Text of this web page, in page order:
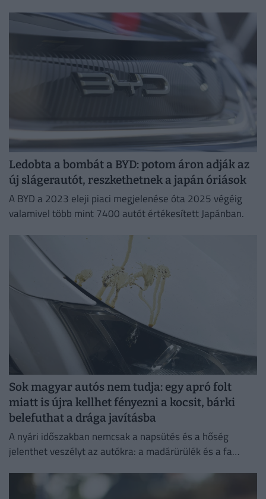
Ledobta a bombát a BYD: potom áron adják az
új slágerautót, reszkethetnek a japán óriások
A BYD a 2023 eleji piaci megjelenése óta 2025 végéig
valamivel több mint 7400 autót értékesített Japánban.
Sok magyar autós nem tudja: egy apró folt
miatt is újra kellhet fényezni a kocsit, bárki
belefuthat a drága javításba
A nyári időszakban nemcsak a napsütés és a hőség
jelenthet veszélyt az autókra: a madárürülék és a fa